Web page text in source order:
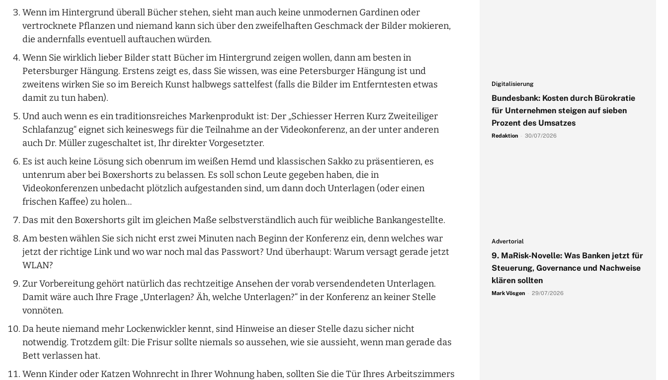
Wenn im Hintergrund überall Bücher stehen, sieht man auch keine unmodernen Gardinen oder
vertrocknete Pflanzen und niemand kann sich über den zweifelhaften Geschmack der Bilder mokieren,
die andernfalls eventuell auftauchen würden.
Wenn Sie wirklich lieber Bilder statt Bücher im Hintergrund zeigen wollen, dann am besten in
Petersburger Hängung. Erstens zeigt es, dass Sie wissen, was eine Petersburger Hängung ist und
zweitens wirken Sie so im Bereich Kunst halbwegs sattelfest (falls die Bilder im Entferntesten etwas
damit zu tun haben).
Und auch wenn es ein traditionsreiches Markenprodukt ist: Der „Schiesser Herren Kurz Zweiteiliger
Schlafanzug“ eignet sich keineswegs für die Teilnahme an der Videokonferenz, an der unter anderen
auch Dr. Müller zugeschaltet ist, Ihr direkter Vorgesetzter.
Es ist auch keine Lösung sich obenrum im weißen Hemd und klassischen Sakko zu präsentieren, es
untenrum aber bei Boxershorts zu belassen. Es soll schon Leute gegeben haben, die in
Videokonferenzen unbedacht plötzlich aufgestanden sind, um dann doch Unterlagen (oder einen
frischen Kaffee) zu holen…
Das mit den Boxershorts gilt im gleichen Maße selbstverständlich auch für weibliche Bankangestellte.
Am besten wählen Sie sich nicht erst zwei Minuten nach Beginn der Konferenz ein, denn welches war
jetzt der richtige Link und wo war noch mal das Passwort? Und überhaupt: Warum versagt gerade jetzt
WLAN?
Zur Vorbereitung gehört natürlich das rechtzeitige Ansehen der vorab versendendeten Unterlagen.
Damit wäre auch Ihre Frage „Unterlagen? Äh, welche Unterlagen?“ in der Konferenz an keiner Stelle
vonnöten.
Da heute niemand mehr Lockenwickler kennt, sind Hinweise an dieser Stelle dazu sicher nicht
notwendig. Trotzdem gilt: Die Frisur sollte niemals so aussehen, wie sie aussieht, wenn man gerade das
Bett verlassen hat.
Wenn Kinder oder Katzen Wohnrecht in Ihrer Wohnung haben, sollten Sie die Tür Ihres Arbeitszimmers
Digitalisierung
Bundesbank: Kosten durch Bürokratie
für Unternehmen steigen auf sieben
Prozent des Umsatzes
Redaktion 30/07/2026
Advertorial
9. MaRisk-Novelle: Was Banken jetzt für
Steuerung, Governance und Nachweise
klären sollten
Mark Vösgen 29/07/2026